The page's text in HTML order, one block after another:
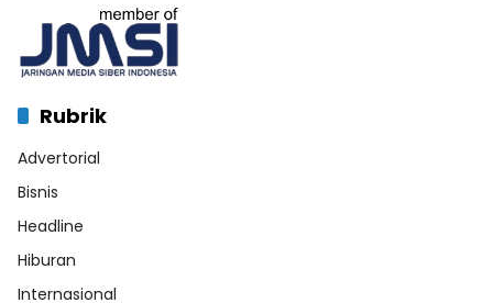
Rubrik
Advertorial
Bisnis
Headline
Hiburan
Internasional